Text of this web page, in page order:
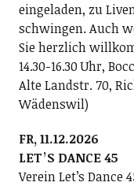
eingeladen, zu
schwingen. Auch
Sie herzlich
14.30-16.30 Uhr,
Alte Landstr. 70,
Wädenswil)
FR, 11.12.2026
LETʼS DANCE 45
Verein Letʼs Dance